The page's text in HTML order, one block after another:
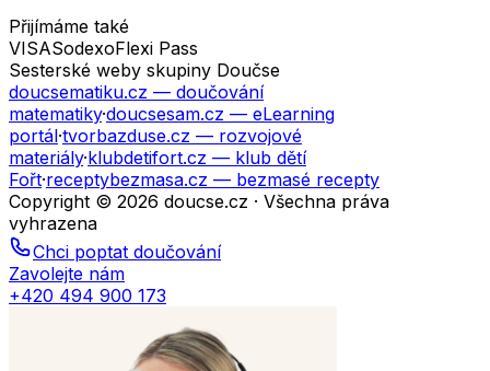
Přijímáme také
VISASodexoFlexi Pass
Sesterské weby skupiny Doučse
doucsematiku.cz — doučování
matematiky·doucsesam.cz — eLearning
portál·tvorbazduse.cz — rozvojové
materiály·klubdetifort.cz — klub dětí
Fořt·receptybezmasa.cz — bezmasé recepty
Copyright © 2026 doucse.cz · Všechna práva
vyhrazena
Chci poptat doučování
Zavolejte nám
+420 494 900 173